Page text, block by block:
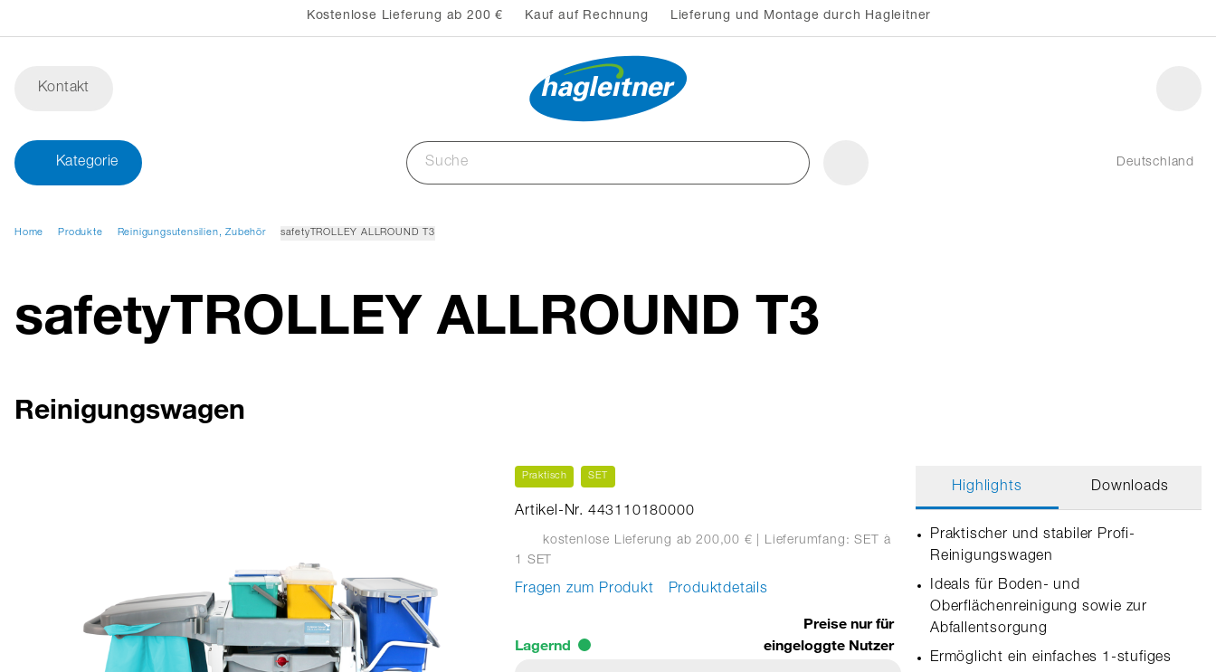
Kostenlose Lieferung ab 200 € Kauf auf Rechnung Lieferung und Montage durch Hagleitner
Kontakt
Kategorie Deutschland
Home Produkte Reinigungsutensilien, Zubehör safetyTROLLEY ALLROUND T3
safetyTROLLEY ALLROUND T3
Reinigungswagen
Praktisch SET
Artikel-Nr. 443110180000
kostenlose Lieferung ab 200,00 € | Lieferumfang: SET
à
1 SET
Fragen zum Produkt Produktdetails
Lagernd
Preise nur für
eingeloggte Nutzer
Highlights Downloads
Praktischer und stabiler Profi-
Reinigungswagen
Ideals für Boden- und
Oberflächenreinigung sowie zur
Abfallentsorgung
Ermöglicht ein einfaches 1-stufiges